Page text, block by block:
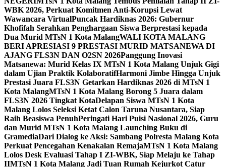
WBK 2026, Perkuat Komitmen Anti-Korupsi Lewat
Wawancara VirtualPuncak Hardiknas 2026: Gubernur
Khofifah Serahkan Penghargaan Siswa Berprestasi kepada
Dua Murid MTsN 1 Kota MalangWALI KOTA MALANG
BERI APRESIASI 9 PRESTASI MURID MATSANEWA DI
AJANG FLS3N DAN O2SN 2026Panggung Inovasi
Matsanewa: Murid Kelas IX MTsN 1 Kota Malang Unjuk Gigi
dalam Ujian Praktik KolaboratifHarmoni Jimbe Hingga Unjuk
Prestasi Juara FLS3N Getarkan Hardiknas 2026 di MTsN 1
Kota MalangMTsN 1 Kota Malang Borong 5 Juara dalam
FLS3N 2026 Tingkat KotaDelapan Siswa MTsN 1 Kota
Malang Lolos Seleksi Ketat Calon Taruna Nusantara, Siap
Raih Beasiswa PenuhPeringati Hari Puisi Nasional 2026, Guru
dan Murid MTsN 1 Kota Malang Launching Buku di
GramediaDari Dialog ke Aksi: Sambang Polresta Malang Kota
Perkuat Pencegahan Kenakalan RemajaMTsN 1 Kota Malang
Lolos Desk Evaluasi Tahap I ZI-WBK, Siap Melaju ke Tahap
IIMTsN 1 Kota Malang Jadi Tuan Rumah Kejurkot Catur